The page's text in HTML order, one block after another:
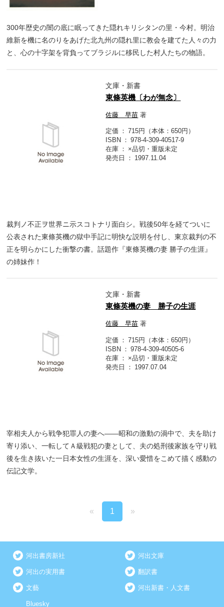
300年歴史の闇の底に眠ってきた隠れキリシタンの里・今村。明治
維新を機に名のりをあげた北九州の隠れ里に教会を建てた人々の力
と、心の十字架を背負ってブラジルに移民した村人たちの物語。
文庫・新書
東條英機〔わが無念〕
佐藤 早苗 著
定価
715円（本体：650円）
ISBN
978-4-309-40517-9
在庫
×品切・重版未定
発売日
1997.11.04
裁判ノ不正ヲ世界ニ示スコトナリ面白シ。戦後50年を経てついに
公表された東條英機の獄中手記に明快な説明を付し、東京裁判の不
正を明らかにした衝撃の書。話題作『東條英機の妻 勝子の生涯』
の姉妹作！
文庫・新書
東條英機の妻 勝子の生涯
佐藤 早苗 著
定価
715円（本体：650円）
ISBN
978-4-309-40505-6
在庫
×品切・重版未定
発売日
1997.07.04
宰相夫人から戦争犯罪人の妻へ――昭和の激動の渦中で、夫を助け
寄り添い、一転してＡ級戦犯の妻として、夫の処刑後家族を守り戦
後を生き抜いた一日本女性の生涯を、深い愛惜をこめて描く感動の
伝記文学。
« 1 »
河出書房新社 河出文庫
河出の実用書 翻訳書
文藝 河出新書・人文書
Bluesky